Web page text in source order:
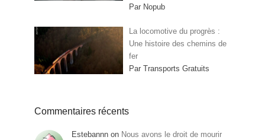
Par Nopub
La locomotive du progrès :
Une histoire des chemins de
fer
Par Transports Gratuits
Commentaires récents
Estebannn on Nous avons le droit de mourir